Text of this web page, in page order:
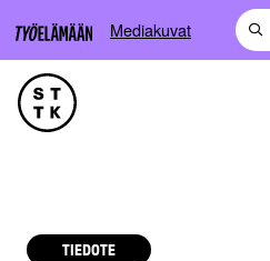
Mediakuvat
TIEDOTE